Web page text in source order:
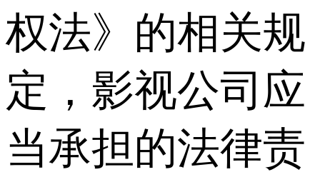
权法》的相关规
定，影视公司应
当承担的法律责